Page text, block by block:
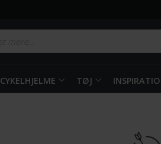
CYKELHJELME TØJ